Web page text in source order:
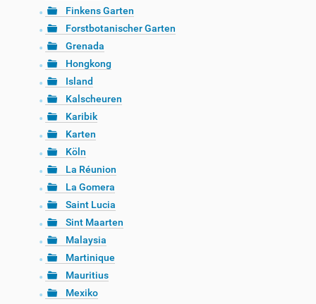
Finkens Garten
Forstbotanischer Garten
Grenada
Hongkong
Island
Kalscheuren
Karibik
Karten
Köln
La Réunion
La Gomera
Saint Lucia
Sint Maarten
Malaysia
Martinique
Mauritius
Mexiko